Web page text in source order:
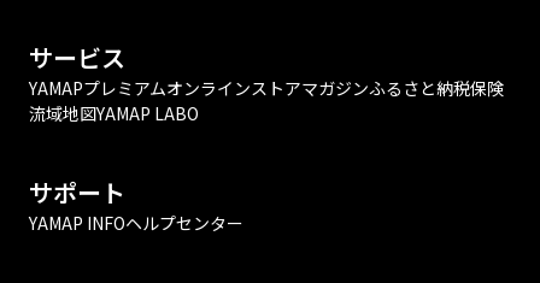
サービス
YAMAPプレミアムオンラインストアマガジンふるさと納税保険
流域地図YAMAP LABO
サポート
YAMAP INFOヘルプセンター